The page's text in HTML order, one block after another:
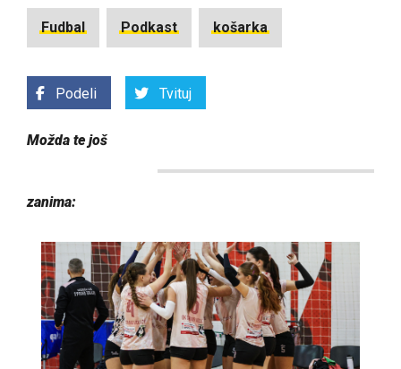
Fudbal Podkast košarka
Podeli Tvituj
Možda te još
zanima: